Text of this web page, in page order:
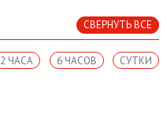
СВЕРНУТЬ ВСЕ
СУТКИ
6 ЧАСОВ
2 ЧАСА